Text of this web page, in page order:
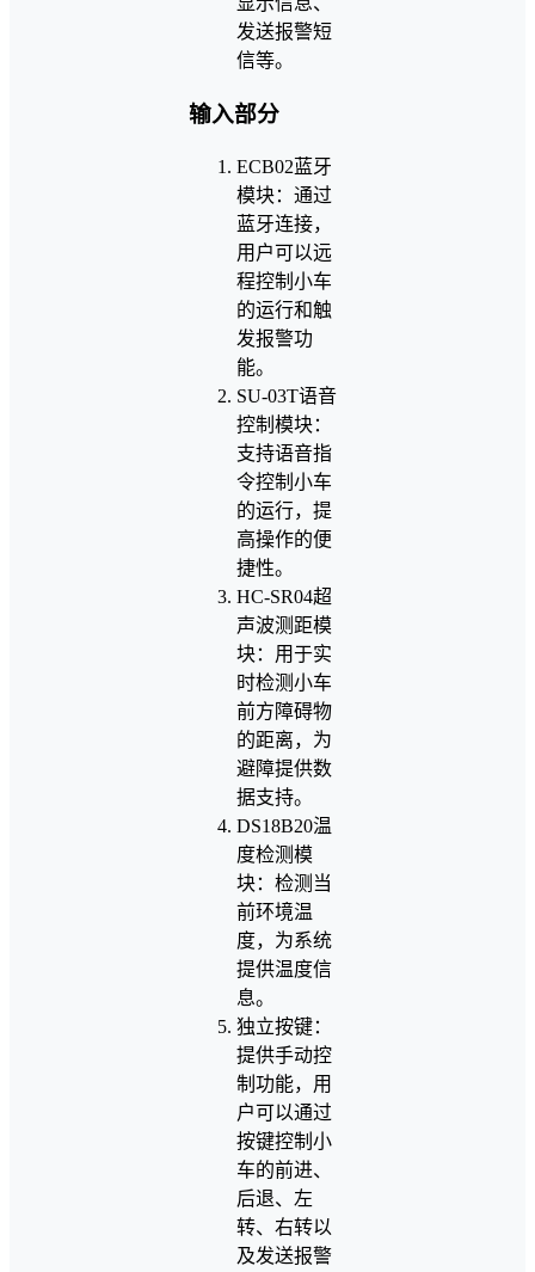
发送报警短
信等。
输入部分
ECB02蓝牙
模块：通过
蓝牙连接，
用户可以远
程控制小车
的运行和触
发报警功
能。
SU-03T语音
控制模块：
支持语音指
令控制小车
的运行，提
高操作的便
捷性。
HC-SR04超
声波测距模
块：用于实
时检测小车
前方障碍物
的距离，为
避障提供数
据支持。
DS18B20温
度检测模
块：检测当
前环境温
度，为系统
提供温度信
息。
独立按键：
提供手动控
制功能，用
户可以通过
按键控制小
车的前进、
后退、左
转、右转以
及发送报警